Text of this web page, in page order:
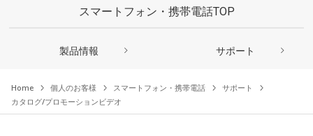
スマートフォン・携帯電話TOP
製品情報 サポート
Home 個人のお客様 スマートフォン・携帯電話
サポート
カタログ/プロモーションビデオ